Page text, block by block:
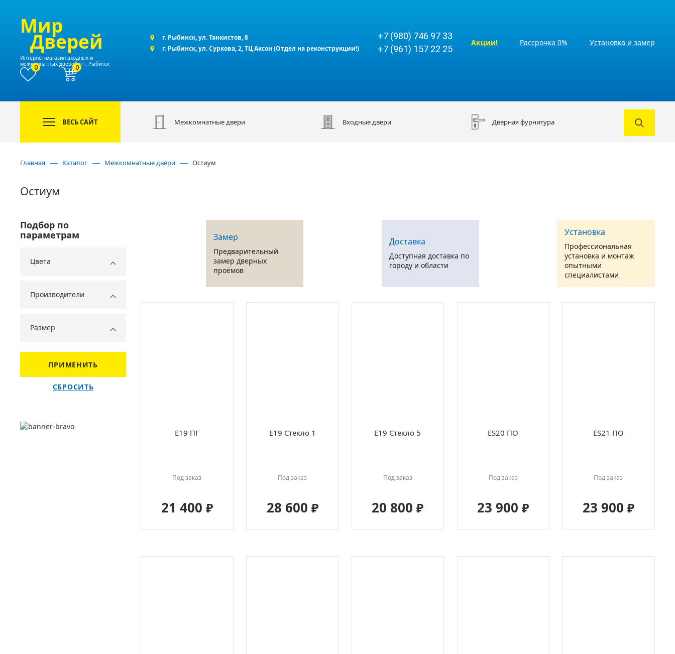
Мир
Дверей
Интернет-магазин входных и
межкомнатных дверей в г. Рыбинск
г. Рыбинск, ул. Танкистов, 8
г. Рыбинск, ул. Суркова, 2, ТЦ Аксон (Отдел на реконструкции!)
+7 (980) 746 97 33
+7 (961) 157 22 25
Акции! Рассрочка 0% Установка и замер
0 0
ВЕСЬ САЙТ Межкомнатные двери Входные двери Дверная фурнитура
Главная Каталог Межкомнатные двери Остиум
Остиум
Подбор по
параметрам
Цвета
Производители
Размер
ПРИМЕНИТЬ
СБРОСИТЬ
Замер
Предварительный
замер дверных
проёмов
Доставка
Доступная доставка по
городу и области
Установка
Профессиональная
установка и монтаж
опытными
специалистами
Е19 ПГ
Под заказ
21 400 ₽
Е19 Стекло 1
Под заказ
28 600 ₽
Е19 Стекло 5
Под заказ
20 800₽
ES20 ПО
Под заказ
23 900₽
ES21 ПО
Под заказ
23 900 ₽